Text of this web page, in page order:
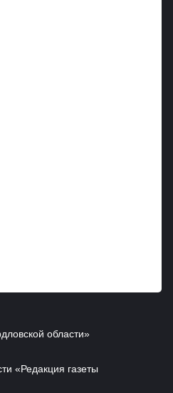
области»
«Редакция газеты